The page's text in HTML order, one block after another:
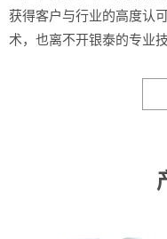
获得客户与行业的高度认
术，也离不开银泰的专业